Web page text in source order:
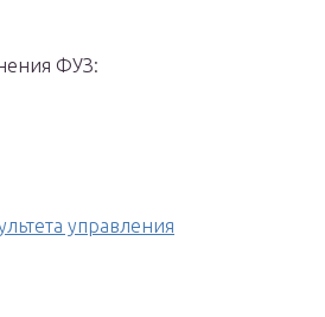
ФУЗ:
управления